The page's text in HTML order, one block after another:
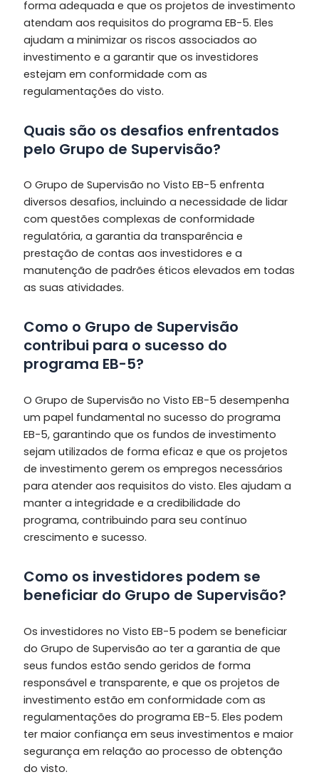
forma adequada e que os projetos de investimento
atendam aos requisitos do programa EB-5. Eles
ajudam a minimizar os riscos associados ao
investimento e a garantir que os investidores
estejam em conformidade com as
regulamentações do visto.
Quais são os desafios enfrentados
pelo Grupo de Supervisão?
O Grupo de Supervisão no Visto EB-5 enfrenta
diversos desafios, incluindo a necessidade de lidar
com questões complexas de conformidade
regulatória, a garantia da transparência e
prestação de contas aos investidores e a
manutenção de padrões éticos elevados em todas
as suas atividades.
Como o Grupo de Supervisão
contribui para o sucesso do
programa EB-5?
O Grupo de Supervisão no Visto EB-5 desempenha
um papel fundamental no sucesso do programa
EB-5, garantindo que os fundos de investimento
sejam utilizados de forma eficaz e que os projetos
de investimento gerem os empregos necessários
para atender aos requisitos do visto. Eles ajudam a
manter a integridade e a credibilidade do
programa, contribuindo para seu contínuo
crescimento e sucesso.
Como os investidores podem se
beneficiar do Grupo de Supervisão?
Os investidores no Visto EB-5 podem se beneficiar
do Grupo de Supervisão ao ter a garantia de que
seus fundos estão sendo geridos de forma
responsável e transparente, e que os projetos de
investimento estão em conformidade com as
regulamentações do programa EB-5. Eles podem
ter maior confiança em seus investimentos e maior
segurança em relação ao processo de obtenção
do visto.